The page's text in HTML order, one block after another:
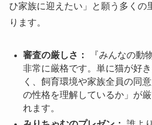
ひ家族に迎えたい」と願う多くの
ります。
審査の厳しさ：
『みんなの動
非常に厳格です。単に猫が好
く、飼育環境や家族全員の同
の性格を理解しているか」が
れます。